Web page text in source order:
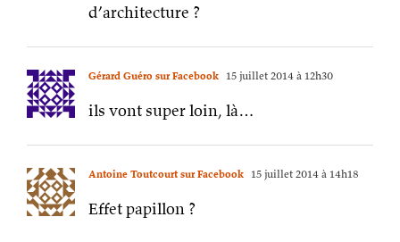
d’architecture ?
Gérard Guéro sur Facebook 15 juillet 2014 à 12h30
ils vont super loin, là…
Antoine Toutcourt sur Facebook 15 juillet 2014 à 14h18
Effet papillon ?